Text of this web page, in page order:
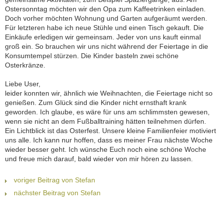
Ostersonntag möchten wir den Opa zum Kaffeetrinken einladen.
Doch vorher möchten Wohnung und Garten aufgeräumt werden.
Für letzteren habe ich neue Stühle und einen Tisch gekauft. Die
Einkäufe erledigen wir gemeinsam. Jeder von uns kauft einmal
groß ein. So brauchen wir uns nicht während der Feiertage in die
Konsumtempel stürzen. Die Kinder basteln zwei schöne
Osterkränze.
Liebe User,
leider konnten wir, ähnlich wie Weihnachten, die Feiertage nicht so
genießen. Zum Glück sind die Kinder nicht ernsthaft krank
geworden. Ich glaube, es wäre für uns am schlimmsten gewesen,
wenn sie nicht an dem Fußballtraining hätten teilnehmen dürfen.
Ein Lichtblick ist das Osterfest. Unsere kleine Familienfeier motiviert
uns alle. Ich kann nur hoffen, dass es meiner Frau nächste Woche
wieder besser geht. Ich wünsche Euch noch eine schöne Woche
und freue mich darauf, bald wieder von mir hören zu lassen.
voriger Beitrag von Stefan
nächster Beitrag von Stefan